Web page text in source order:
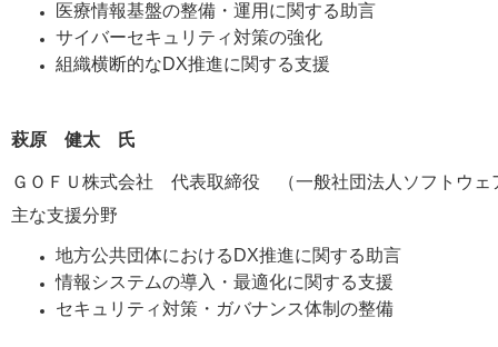
医療情報基盤の整備・運用に関する助言
サイバーセキュリティ対策の強化
組織横断的なDX推進に関する支援
萩原 健太 氏
ＧＯＦＵ株式会社 代表取締役 （一般社団法人ソフトウェ
主な支援分野
地方公共団体におけるDX推進に関する助言
情報システムの導入・最適化に関する支援
セキュリティ対策・ガバナンス体制の整備